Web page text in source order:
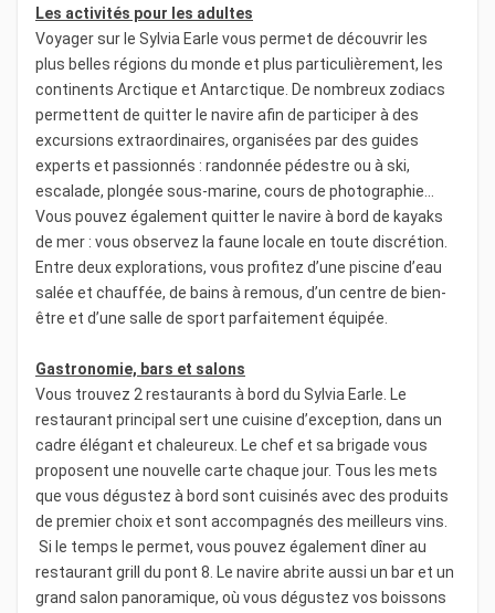
Les activités pour les adultes
Voyager sur le Sylvia Earle vous permet de découvrir les
plus belles régions du monde et plus particulièrement, les
continents Arctique et Antarctique. De nombreux zodiacs
permettent de quitter le navire afin de participer à des
excursions extraordinaires, organisées par des guides
experts et passionnés : randonnée pédestre ou à ski,
escalade, plongée sous-marine, cours de photographie…
Vous pouvez également quitter le navire à bord de kayaks
de mer : vous observez la faune locale en toute discrétion.
Entre deux explorations, vous profitez d’une piscine d’eau
salée et chauffée, de bains à remous, d’un centre de bien-
être et d’une salle de sport parfaitement équipée.
Gastronomie, bars et salons
Vous trouvez 2 restaurants à bord du Sylvia Earle. Le
restaurant principal sert une cuisine d’exception, dans un
cadre élégant et chaleureux. Le chef et sa brigade vous
proposent une nouvelle carte chaque jour. Tous les mets
que vous dégustez à bord sont cuisinés avec des produits
de premier choix et sont accompagnés des meilleurs vins.
Si le temps le permet, vous pouvez également dîner au
restaurant grill du pont 8. Le navire abrite aussi un bar et un
grand salon panoramique, où vous dégustez vos boissons